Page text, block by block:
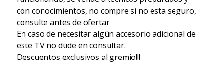
con conocimientos, no compre si no esta seguro,
consulte antes de ofertar
En caso de necesitar algún accesorio adicional de
este TV no dude en consultar.
Descuentos exclusivos al gremio!!!